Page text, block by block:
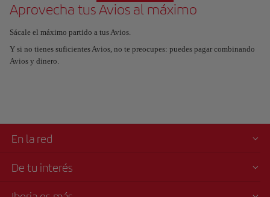
Aprovecha tus Avios al máximo
Sácale el máximo partido a tus Avios.
Y si no tienes suficientes Avios, no te preocupes: puedes pagar combinando
Avios y dinero.
En la red
De tu interés